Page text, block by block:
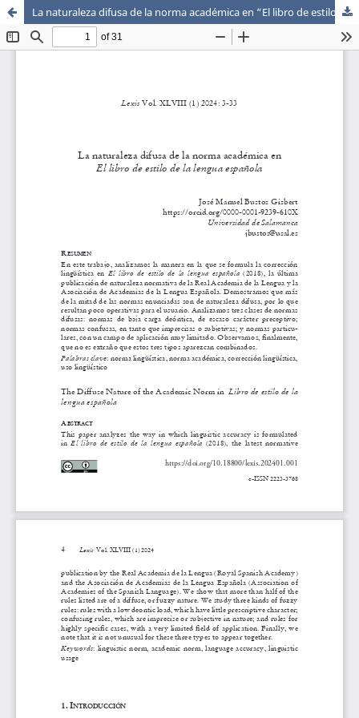
La naturaleza difusa de la norma académica en “El libro de estilo de la lengua española”